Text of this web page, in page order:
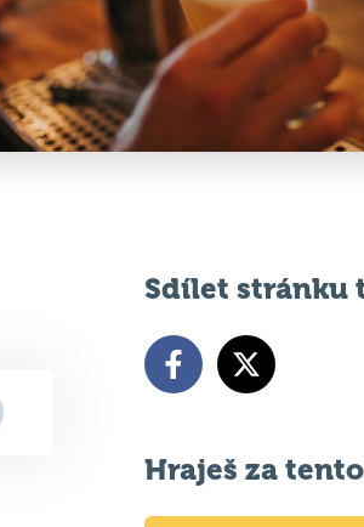
Sdílet stránku
Hraješ za